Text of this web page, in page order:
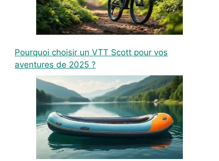
Pourquoi choisir un VTT Scott pour vos
aventures de 2025 ?